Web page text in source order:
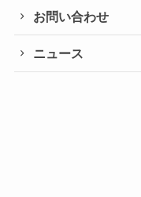
お問い合わせ
ニュース